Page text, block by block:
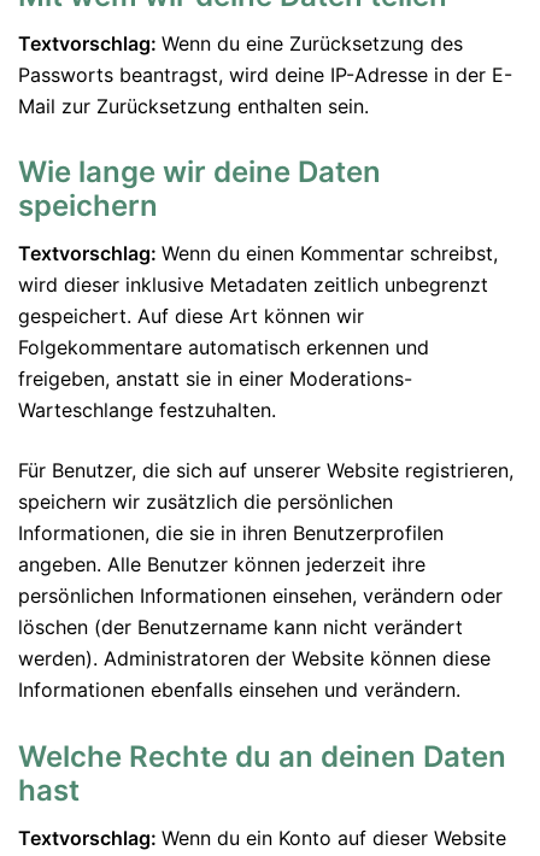
Textvorschlag: Wenn du eine Zurücksetzung des
Passworts beantragst, wird deine IP-Adresse in der E-
Mail zur Zurücksetzung enthalten sein.
Wie lange wir deine Daten
speichern
Textvorschlag: Wenn du einen Kommentar schreibst,
wird dieser inklusive Metadaten zeitlich unbegrenzt
gespeichert. Auf diese Art können wir
Folgekommentare automatisch erkennen und
freigeben, anstatt sie in einer Moderations-
Warteschlange festzuhalten.
Für Benutzer, die sich auf unserer Website registrieren,
speichern wir zusätzlich die persönlichen
Informationen, die sie in ihren Benutzerprofilen
angeben. Alle Benutzer können jederzeit ihre
persönlichen Informationen einsehen, verändern oder
löschen (der Benutzername kann nicht verändert
werden). Administratoren der Website können diese
Informationen ebenfalls einsehen und verändern.
Welche Rechte du an deinen Daten
hast
Textvorschlag: Wenn du ein Konto auf dieser Website